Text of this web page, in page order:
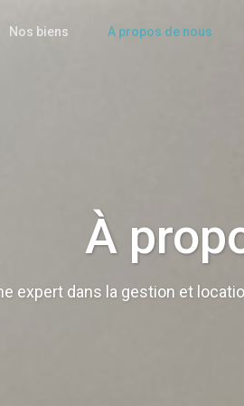
Nos biens A propos de nous
À
expert dans la gestion et